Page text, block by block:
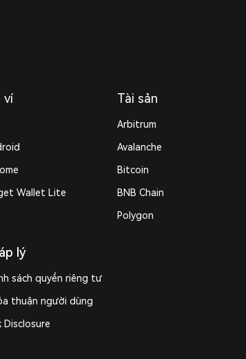
ví
Wallet Lite
lý
sách quyền riêng tư
thuận người dùng
Disclosure
Tài sản
Arbitrum
Avalanche
Bitcoin
BNB Chain
Polygon